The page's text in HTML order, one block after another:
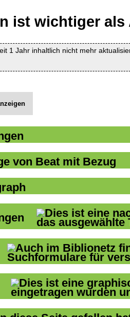
ist wichtiger
1 Jahr inhaltlich nicht mehr
von Beat mit Bezug